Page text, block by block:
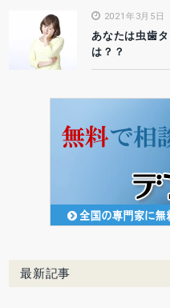
2021年3月5日
あなたは虫歯
は？？
最新記事